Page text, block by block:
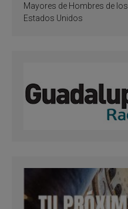
Mayores de Hombres de los
Estados Unidos